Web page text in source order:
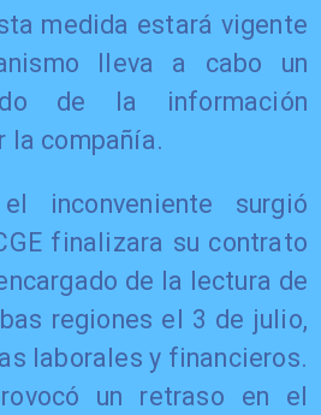
medida estará vigente
lleva a cabo un
de la información
la compañía.
inconveniente surgió
finalizara su contrato
de la lectura de
regiones el 3 de julio,
laborales y financieros.
un retraso en el